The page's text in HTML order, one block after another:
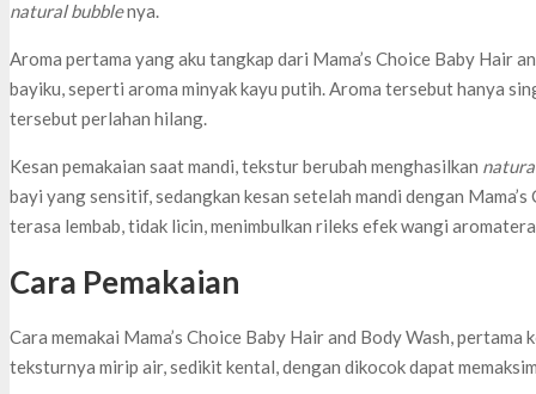
natural bubblenya.
Aroma pertama yang aku tangkap dari Mama’s Choice Baby Hair
bayiku, seperti aroma minyak kayu putih. Aroma tersebut hanya
tersebut perlahan hilang.
Kesan pemakaian saat mandi, tekstur berubah menghasilkan
bayi yang sensitif, sedangkan kesan setelah mandi dengan
terasa lembab, tidak licin, menimbulkan rileks efek wangi
Cara Pemakaian
Cara memakai Mama’s Choice Baby Hair and Body Wash, pertama
teksturnya mirip air, sedikit kental, dengan dikocok dapat